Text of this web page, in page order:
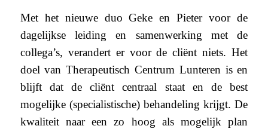
Met het nieuwe duo Geke en Pieter voor de
dagelijkse leiding en samenwerking met de
collega’s, verandert er voor de cliënt niets. Het
doel van Therapeutisch Centrum Lunteren is en
blijft dat de cliënt centraal staat en de best
mogelijke (specialistische) behandeling krijgt. De
kwaliteit naar een zo hoog als mogelijk plan